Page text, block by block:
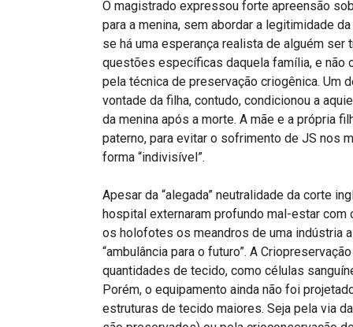
O magistrado expressou forte apreensão
para a menina, sem abordar a legitimidade
se há uma esperança realista de alguém
questões específicas daquela família, e
pela técnica de preservação criogênica. Um
vontade da filha, contudo, condicionou a
da menina após a morte. A mãe e a própria
paterno, para evitar o sofrimento de JS nos
forma “indivisível”.
Apesar da “alegada” neutralidade da corte
hospital externaram profundo mal-estar
os holofotes os meandros de uma indústria
“ambulância para o futuro”. A
quantidades de tecido, como células
Porém, o equipamento ainda não foi
estruturas de tecido maiores. Seja pela via